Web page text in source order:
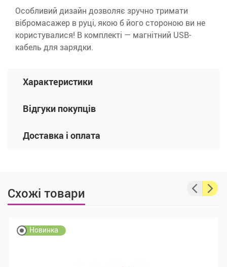
Особливий дизайн дозволяє зручно тримати
вібромасажер в руці, якою б його стороною ви не
користувалися! В комплекті — магнітний USB-
кабель для зарядки.
Характеристики
Відгуки покупців
Доставка і оплата
Схожі товари
Новинка